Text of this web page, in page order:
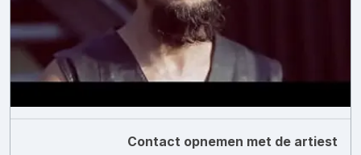
Contact opnemen met de artiest